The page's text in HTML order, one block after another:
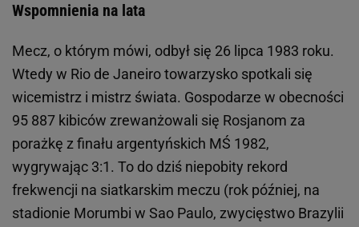
Wspomnienia na lata
Mecz, o którym mówi, odbył się 26 lipca 1983 roku.
Wtedy w Rio de Janeiro towarzysko spotkali się
wicemistrz i mistrz świata. Gospodarze w obecności
95 887 kibiców zrewanżowali się Rosjanom za
porażkę z finału argentyńskich MŚ 1982,
wygrywając 3:1. To do dziś niepobity rekord
frekwencji na siatkarskim meczu (rok później, na
stadionie Morumbi w Sao Paulo, zwycięstwo Brazylii